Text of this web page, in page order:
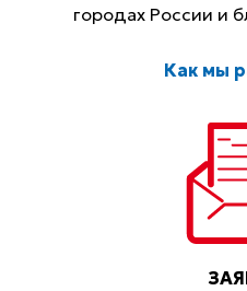
городах России и
Как мы